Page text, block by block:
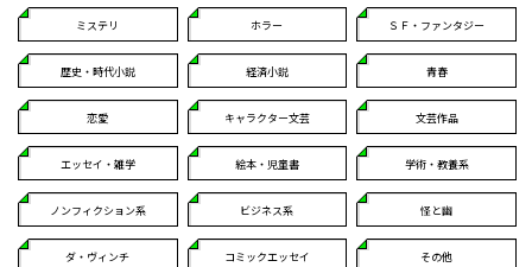
ミステリ ホラー ＳＦ・ファンタジー
歴史・時代小説 経済小説 青春
恋愛 キャラクター文芸 文芸作品
エッセイ・雑学 絵本・児童書 学術・教養系
ノンフィクション系 ビジネス系 怪と幽
ダ・ヴィンチ コミックエッセイ その他